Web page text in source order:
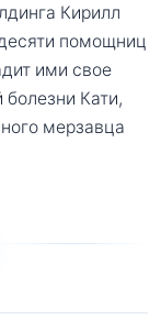
Кирилл
помощниц
ими свое
Кати,
мерзавца